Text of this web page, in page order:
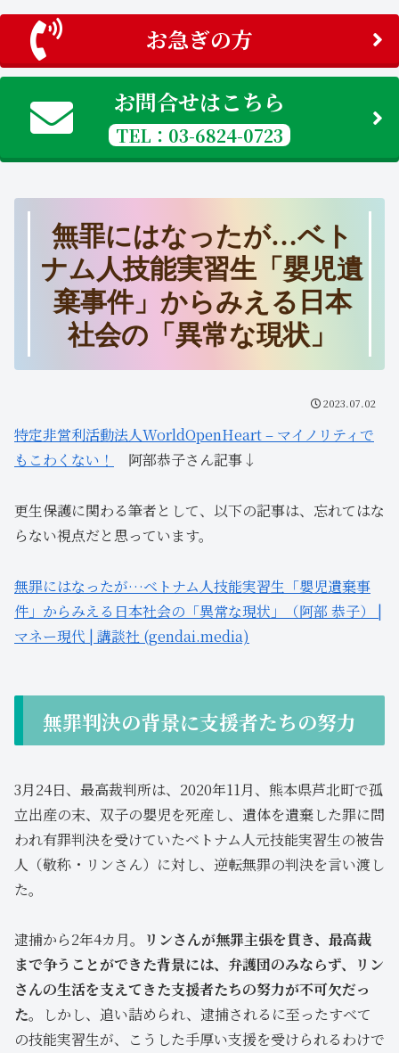
お急ぎの方
お問合せはこちら
TEL：03-6824-0723
無罪にはなったが…ベト
ナム人技能実習生「嬰児遺
棄事件」からみえる日本
社会の「異常な現状」
2023.07.02
特定非営利活動法人WorldOpenHeart – マイノリティで
もこわくない！
阿部恭子さん記事↓
更生保護に関わる筆者として、以下の記事は、忘れてはな
らない視点だと思っています。
無罪にはなったが…ベトナム人技能実習生「嬰児遺棄事
件」からみえる日本社会の「異常な現状」（阿部 恭子） |
マネー現代 | 講談社 (gendai.media)
無罪判決の背景に支援者たちの努力
3月24日、最高裁判所は、2020年11月、熊本県芦北町で孤
立出産の末、双子の嬰児を死産し、遺体を遺棄した罪に問
われ有罪判決を受けていたベトナム人元技能実習生の被告
人（敬称・リンさん）に対し、逆転無罪の判決を言い渡し
た。
逮捕から2年4カ月。
リンさんが無罪主張を貫き、最高裁
まで争うことができた背景には、弁護団のみならず、リン
さんの生活を支えてきた支援者たちの努力が不可欠だっ
た。
しかし、追い詰められ、逮捕されるに至ったすべて
の技能実習生が、こうした手厚い支援を受けられるわけで